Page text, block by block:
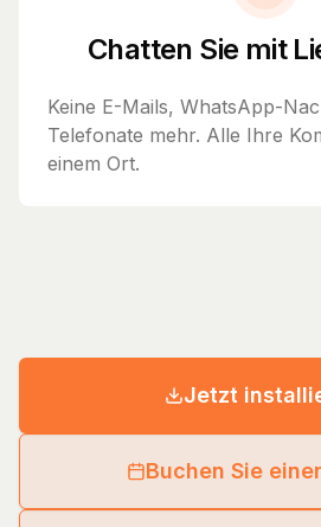
Chatten Sie mit
Keine E-Mails, WhatsApp-
Telefonate mehr. Alle Ihre
einem Ort.
Jetzt
Buchen Sie